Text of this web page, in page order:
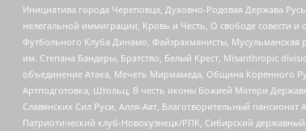
Инициатива города Череповца, Духовно-Родовая Держава
нелегальной иммиграции, Кровь и Честь, О свободе совести
Футбольного Клуба Динамо, Файзрахманисты, Мусульманская
им. Степана Бандеры, Братство, Белый Крест, Misanthropic
объединение Атака, Мечеть Мирмамеда, Община Коренного
Артподготовка, Штольц, В честь иконы Божией Матери
Славянских Сил Руси, Алля-Аят, Благотворительный
Патриотический клуб-Новокузнецк/РПК, Сибирский